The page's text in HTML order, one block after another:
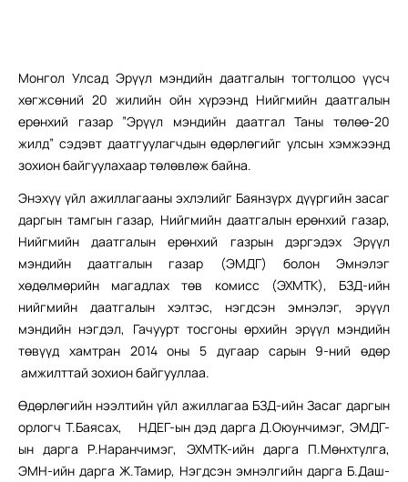
Монгол Улсад Эрүүл мэндийн даатгалын тогтолцоо үүсч
хөгжсөний 20 жилийн ойн хүрээнд Нийгмийн даатгалын
ерөнхий газар ”Эрүүл мэндийн даатгал Таны төлөө-20
жилд” сэдэвт даатгуулагчдын өдөрлөгийг улсын хэмжээнд
зохион байгуулахаар төлөвлөж байна.
Энэхүү үйл ажиллагааны эхлэлийг Баянзүрх дүүргийн засаг
даргын тамгын газар, Нийгмийн даатгалын ерөнхий газар,
Нийгмийн даатгалын ерөнхий газрын дэргэдэх Эрүүл
мэндийн даатгалын газар (ЭМДГ) болон Эмнэлэг
хөдөлмөрийн магадлах төв комисс (ЭХМТК), БЗД-ийн
нийгмийн даатгалын хэлтэс, нэгдсэн эмнэлэг, эрүүл
мэндийн нэгдэл, Гачуурт тосгоны өрхийн эрүүл мэндийн
төвүүд хамтран 2014 оны 5 дугаар сарын 9-ний өдөр
амжилттай зохион байгууллаа.
Өдөрлөгийн нээлтийн үйл ажиллагаа БЗД-ийн Засаг даргын
орлогч Т.Баясах, НДЕГ-ын дэд дарга Д.Оюунчимэг, ЭМДГ-
ын дарга Р.Наранчимэг, ЭХМТК-ийн дарга П.Мөнхтулга,
ЭМН-ийн дарга Ж.Тамир, Нэгдсэн эмнэлгийн дарга Б.Даш-